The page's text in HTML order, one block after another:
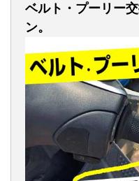
ベルト・プーリー
ン。